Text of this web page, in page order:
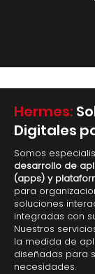
Hermes:
Digitales
Somos
desarrollo de
(apps) y
para
soluciones
integradas con
Nuestros
la medida de
diseñadas para
necesidades.